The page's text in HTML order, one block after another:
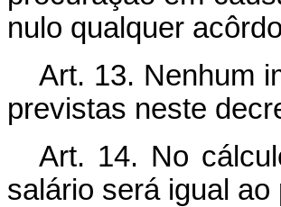
nulo qualquer
Art. 13. Nenhum
previstas neste
Art. 14. No
salário será igual